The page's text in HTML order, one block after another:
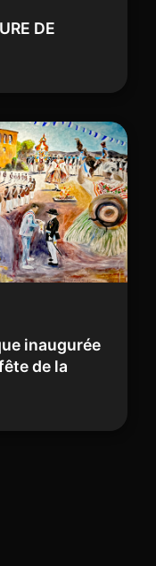
DE
inaugurée
de la